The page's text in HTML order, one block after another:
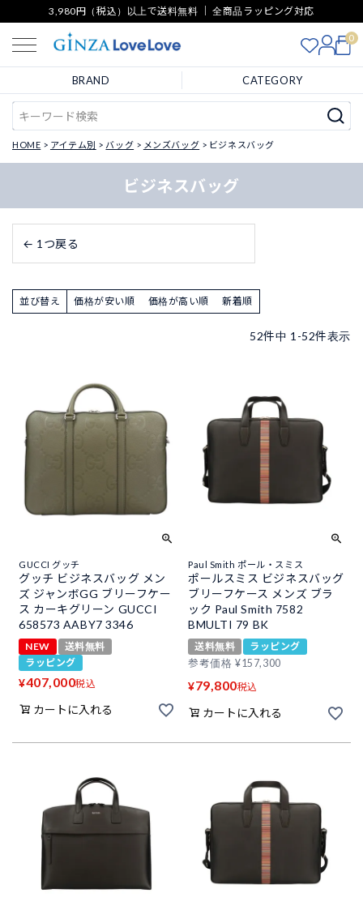
3,980円（税込）以上で送料無料 ｜ 全商品ラッピング対応
0
BRAND CATEGORY
HOME アイテム別 バッグ メンズバッグ ビジネスバッグ
ビジネスバッグ
← 1つ戻る
並び替え 価格が安い順 価格が高い順 新着順
52件中 1 -52件表示
GUCCI グッチ
グッチ ビジネスバッグ メン
ズ ジャンボGG ブリーフケー
ス カーキグリーン GUCCI
658573 AABY7 3346
NEW
送料無料
ラッピング
¥407,000税込
カートに入れる
Paul Smith ポール・スミス
ポールスミス ビジネスバッグ
ブリーフケース メンズ ブラ
ック Paul Smith 7582
BMULTI 79 BK
送料無料
ラッピング
参考価格 ¥157,300
¥79,800税込
カートに入れる